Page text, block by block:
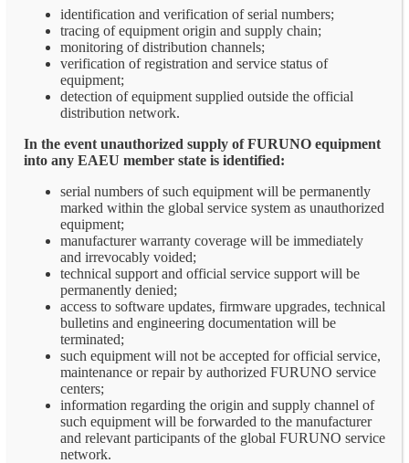
identification and verification of serial numbers;
tracing of equipment origin and supply chain;
monitoring of distribution channels;
verification of registration and service status of
equipment;
detection of equipment supplied outside the official
distribution network.
In the event unauthorized supply of FURUNO equipment
into any EAEU member state is identified:
serial numbers of such equipment will be permanently
marked within the global service system as unauthorized
equipment;
manufacturer warranty coverage will be immediately
and irrevocably voided;
technical support and official service support will be
permanently denied;
access to software updates, firmware upgrades, technical
bulletins and engineering documentation will be
terminated;
such equipment will not be accepted for official service,
maintenance or repair by authorized FURUNO service
centers;
information regarding the origin and supply channel of
such equipment will be forwarded to the manufacturer
and relevant participants of the global FURUNO service
network.